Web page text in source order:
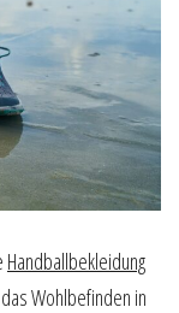
Handballbekleidung
Wohlbefinden in